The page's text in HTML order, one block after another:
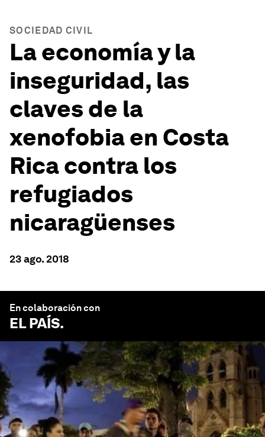
SOCIEDAD CIVIL
La economía y la
inseguridad, las
claves de la
xenofobia en Costa
Rica contra los
refugiados
nicaragüenses
23 ago. 2018
En colaboración con
EL PAÍS.